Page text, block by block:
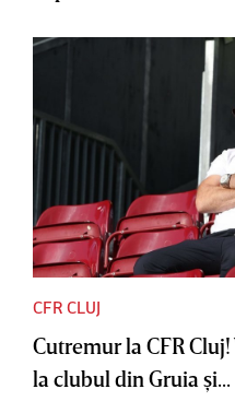
CFR CLUJ
Cutremur la CFR
la clubul din Gruia şi...